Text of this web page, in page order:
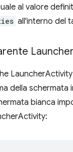
al valore
all'interno del
Launcher
della schermata
bianca